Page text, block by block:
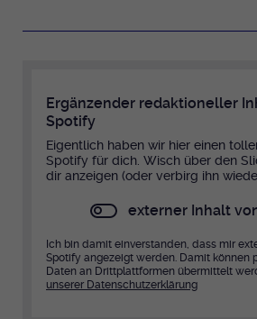
Ergänzender redaktioneller
Spotify
Eigentlich haben wir hier einen
Spotify für dich. Wisch über den
dir anzeigen (oder verbirg ihn
externer Inhalt
Ich bin damit einverstanden, dass mir
Spotify angezeigt werden. Damit können
Daten an Drittplattformen übermittelt
unserer Datenschutzerklärung